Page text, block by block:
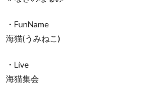
・FunName
海猫(うみねこ)
・Live
海猫集会